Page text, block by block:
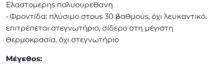
Ελαστομερης πολυουρεθανη
• Φροντίδα: πλύσιμο στους 30 βαθμούς, όχι λευκαντικό,
επιτρέπεται στεγνωτήριο, σίδερο στη μέγιστη
θερμοκρασία, όχι στεγνωτήριο
Μέγεθος: